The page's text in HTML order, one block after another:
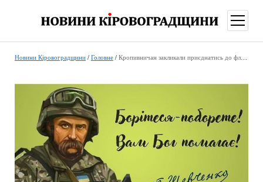
меню
Новини Кіровоградщини/ Головне/ Кропивничан закликали приєднатись до флешмобу до дня народження Шевченка